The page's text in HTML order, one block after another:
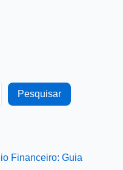
Pesquisar
Financeiro: Guia